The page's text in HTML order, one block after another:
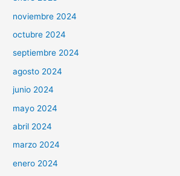
noviembre 2024
octubre 2024
septiembre 2024
agosto 2024
junio 2024
mayo 2024
abril 2024
marzo 2024
enero 2024